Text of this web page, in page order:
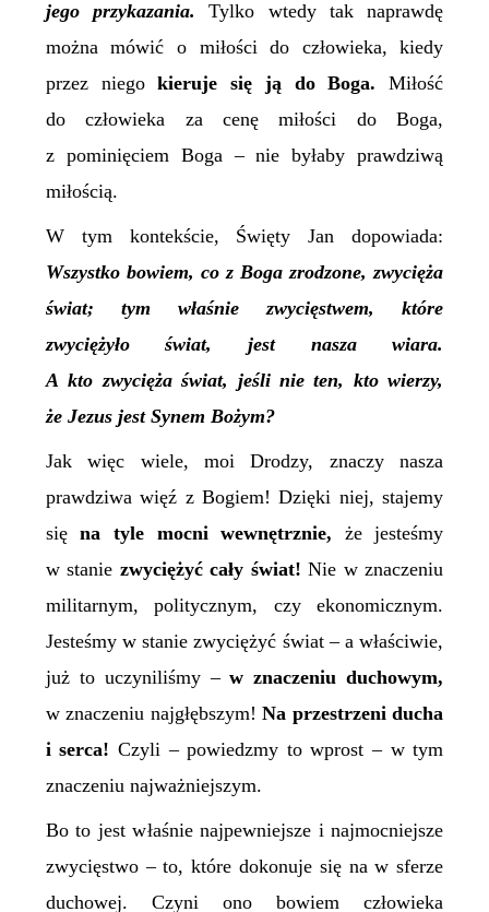
jego przykazania.
Tylko wtedy tak naprawdę
można mówić o miłości do człowieka, kiedy
przez niegokieruje się ją do Boga. Miłość
do człowieka za cenę miłości do Boga,
z pominięciem Boga – nie byłaby prawdziwą
miłością.
W tym kontekście, Święty Jan dopowiada:
Wszystko bowiem, co z Boga zrodzone, zwycięża
świat; tym właśnie zwycięstwem,które
zwyciężyło świat, jest nasza wiara.
A kto zwycięża świat, jeśli nie ten, kto wierzy,
że Jezus jest Synem Bożym?
Jak więc wiele, moi Drodzy, znaczy nasza
prawdziwa więź z Bogiem! Dzięki niej, stajemy
sięna tyle mocni wewnętrznie, że jesteśmy
w stanie zwyciężyć cały świat! Nie w znaczeniu
militarnym, politycznym, czy ekonomicznym.
Jesteśmy w stanie zwyciężyć świat – a właściwie,
już to uczyniliśmy –w znaczeniu duchowym,
w znaczeniu najgłębszym!Na przestrzeni ducha
i serca! Czyli – powiedzmy to wprost – w tym
znaczeniu najważniejszym.
Bo to jest właśnie najpewniejsze i najmocniejsze
zwycięstwo – to, które dokonuje się na w sferze
duchowej. Czyni ono bowiem człowieka